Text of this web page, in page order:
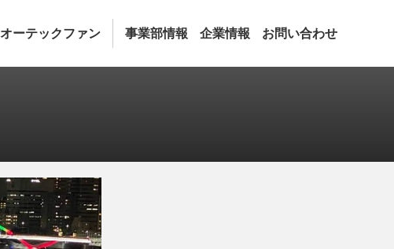
オーテックファン 事業部情報 企業情報 お問い合わせ